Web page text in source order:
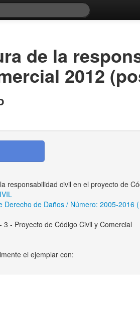
de la
2012
responsabilidad civil en el proyecto de
Derecho de Daños / Número: 2005-2016
3 - Proyecto de Código Civil y Comercial
el ejemplar con: